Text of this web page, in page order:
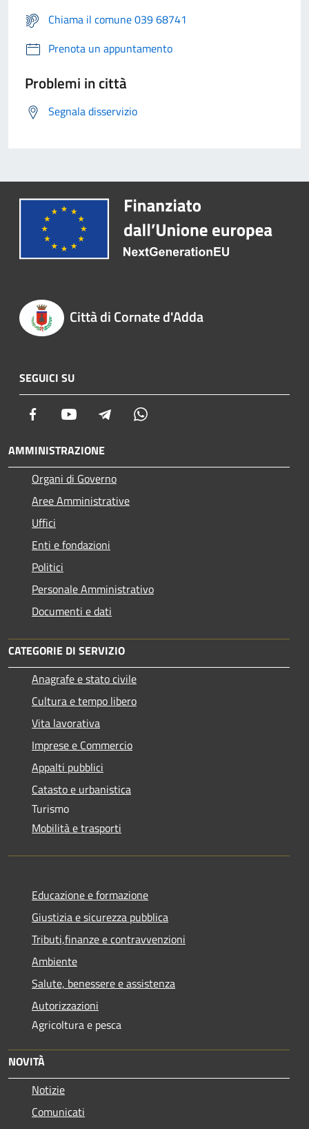
Chiama il comune 039 68741
Prenota un appuntamento
Problemi in città
Segnala disservizio
Città di Cornate d'Adda
SEGUICI SU
Facebook Youtube Telegram
AMMINISTRAZIONE
Organi di Governo
Aree Amministrative
Uffici
Enti e fondazioni
Politici
Personale Amministrativo
Documenti e dati
CATEGORIE DI SERVIZIO
Anagrafe e stato civile
Cultura e tempo libero
Vita lavorativa
Imprese e Commercio
Appalti pubblici
Catasto e urbanistica
Turismo
Mobilità e trasporti
Educazione e formazione
Giustizia e sicurezza pubblica
Tributi,finanze e contravvenzioni
Ambiente
Salute, benessere e assistenza
Autorizzazioni
Agricoltura e pesca
NOVITÀ
Notizie
Comunicati